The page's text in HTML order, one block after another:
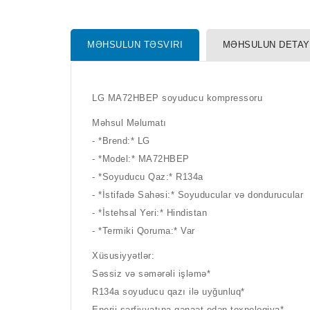
MƏHSULUN TƏSVIRI MƏHSULUN
LG MA72HBEP soyuducu kompressoru
Məhsul Məlumatı
- *Brend:* LG
- *Model:* MA72HBEP
- *Soyuducu Qaz:* R134a
- *İstifadə Sahəsi:* Soyuducular və dondurucular
- *İstehsal Yeri:* Hindistan
- *Termiki Qoruma:* Var
Xüsusiyyətlər:
Səssiz və səmərəli işləmə*
R134a soyuducu qazı ilə uyğunluq*